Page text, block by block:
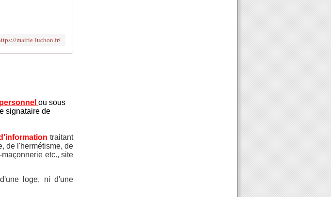
mairie-luchon.fr/
ou sous
signataire de
traitant
de l'hermétisme, de
etc., site
loge, ni d'une